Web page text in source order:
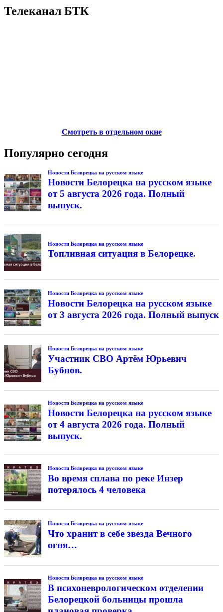
Телеканал БТК
Смотреть в отдельном окне
Популярно сегодня
Новости Белорецка на русском языке
Новости Белорецка на русском языке
от 5 августа 2026 года. Полный
выпуск.
Новости Белорецка на русском языке
Топливная ситуация в Белорецке.
Новости Белорецка на русском языке
Новости Белорецка на русском языке
от 3 августа 2026 года. Полный выпуск
Новости Белорецка на русском языке
Участник СВО Артём Юрьевич
Бубнов.
Новости Белорецка на русском языке
Новости Белорецка на русском языке
от 4 августа 2026 года. Полный
выпуск.
Новости Белорецка на русском языке
Во время сплава по реке Инзер
потерялось 4 человека
Новости Белорецка на русском языке
Что хранит в себе звезда Вечного
огня…
Новости Белорецка на русском языке
В психоневрологическом отделении
Белорецкой больницы прошла